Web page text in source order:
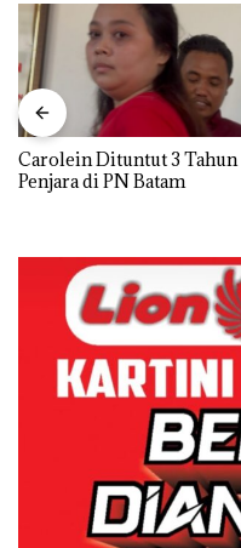
Carolein Dituntut 3 Tahun
Penjara di PN Batam